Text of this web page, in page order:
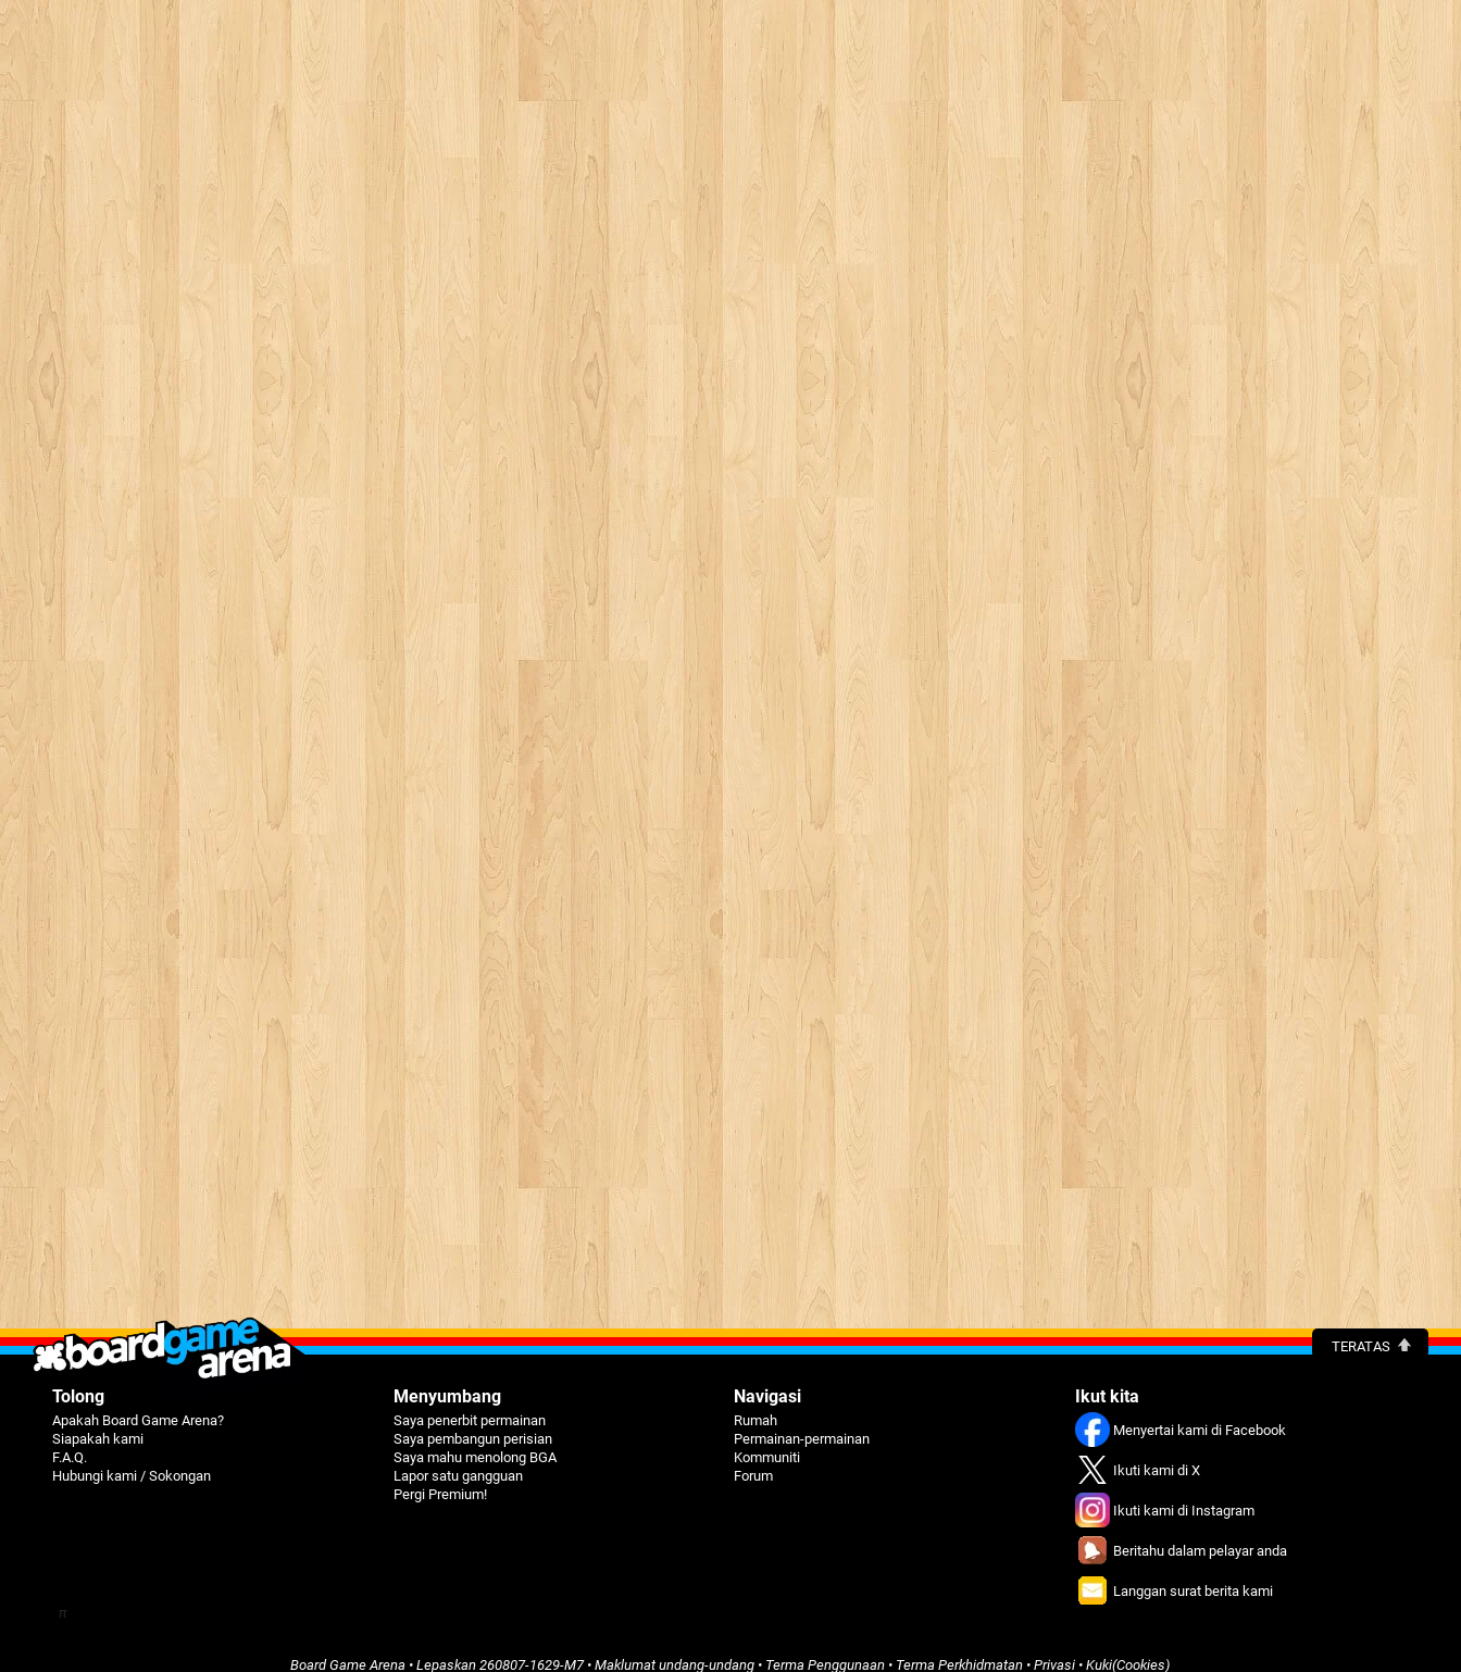
TERATAS
Tolong
Apakah Board Game Arena?
Siapakah kami
F.A.Q.
Hubungi kami / Sokongan
Menyumbang
Saya penerbit permainan
Saya pembangun perisian
Saya mahu menolong BGA
Lapor satu gangguan
Pergi Premium!
Navigasi
Rumah
Permainan-permainan
Kommuniti
Forum
Ikut kita
Menyertai kami di Facebook
Ikuti kami di X
Ikuti kami di Instagram
Beritahu dalam pelayar anda
Langgan surat berita kami
Board Game Arena • Lepaskan260807-1629-M7•Maklumat undang-undang • Terma Penggunaan • Terma Perkhidmatan •Privasi •Kuki(Cookies)
π